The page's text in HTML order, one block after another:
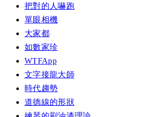
把對的人嚇跑
單眼相機
大家都
如數家珍
WTFApp
文字接龍大師
時代趨勢
道德線的形狀